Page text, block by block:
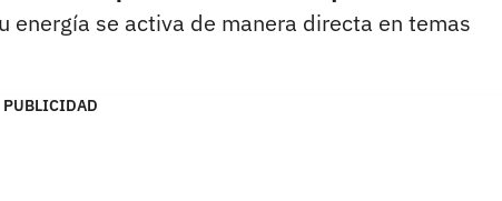
energía se activa de manera directa en temas
PUBLICIDAD